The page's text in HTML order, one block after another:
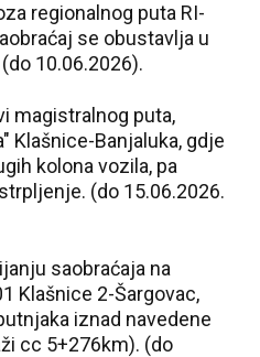
regionalnog puta RI-
se obustavlja u
10.06.2026).
magistralnog puta,
Klašnice-Banjaluka, gdje
kolona vozila, pa
(do 15.06.2026.
saobraćaja na
Klašnice 2-Šargovac,
iznad navedene
cc 5+276km). (do